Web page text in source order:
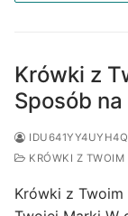
Krówki z
Sposób
KRÓWKI Z TWOIM
Krówki z